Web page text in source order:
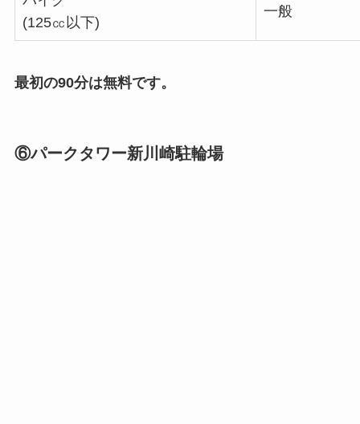
(125㏄以下)
一般
最初の90分は無料です。
⑥パークタワー新川崎駐輪場